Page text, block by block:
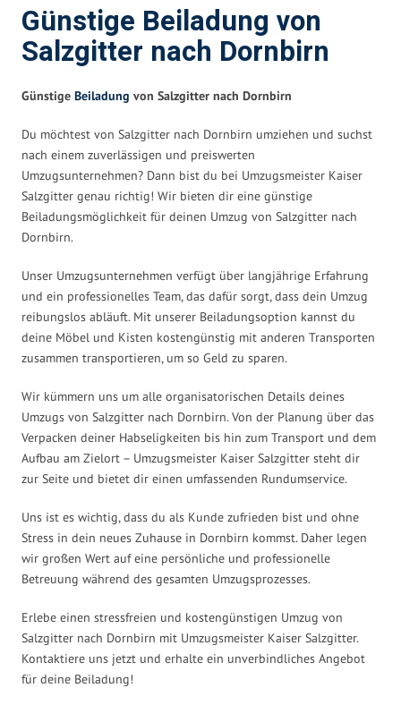
Günstige Beiladung von
Salzgitter nach Dornbirn
Günstige Beiladung von Salzgitter nach Dornbirn
Du möchtest von Salzgitter nach Dornbirn umziehen und suchst
nach einem zuverlässigen und preiswerten
Umzugsunternehmen? Dann bist du bei Umzugsmeister Kaiser
Salzgitter genau richtig! Wir bieten dir eine günstige
Beiladungsmöglichkeit für deinen Umzug von Salzgitter nach
Dornbirn.
Unser Umzugsunternehmen verfügt über langjährige Erfahrung
und ein professionelles Team, das dafür sorgt, dass dein Umzug
reibungslos abläuft. Mit unserer Beiladungsoption kannst du
deine Möbel und Kisten kostengünstig mit anderen Transporten
zusammen transportieren, um so Geld zu sparen.
Wir kümmern uns um alle organisatorischen Details deines
Umzugs von Salzgitter nach Dornbirn. Von der Planung über das
Verpacken deiner Habseligkeiten bis hin zum Transport und dem
Aufbau am Zielort – Umzugsmeister Kaiser Salzgitter steht dir
zur Seite und bietet dir einen umfassenden Rundumservice.
Uns ist es wichtig, dass du als Kunde zufrieden bist und ohne
Stress in dein neues Zuhause in Dornbirn kommst. Daher legen
wir großen Wert auf eine persönliche und professionelle
Betreuung während des gesamten Umzugsprozesses.
Erlebe einen stressfreien und kostengünstigen Umzug von
Salzgitter nach Dornbirn mit Umzugsmeister Kaiser Salzgitter.
Kontaktiere uns jetzt und erhalte ein unverbindliches Angebot
für deine Beiladung!